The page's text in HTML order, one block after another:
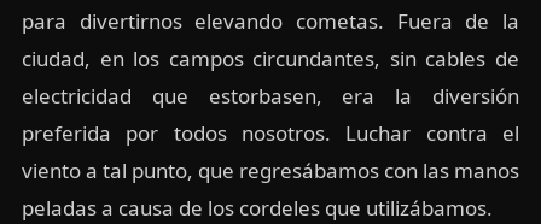
para divertirnos elevando cometas. Fuera de la
ciudad, en los campos circundantes, sin cables de
electricidad que estorbasen, era la diversión
preferida por todos nosotros. Luchar contra el
viento a tal punto, que regresábamos con las manos
peladas a causa de los cordeles que utilizábamos.